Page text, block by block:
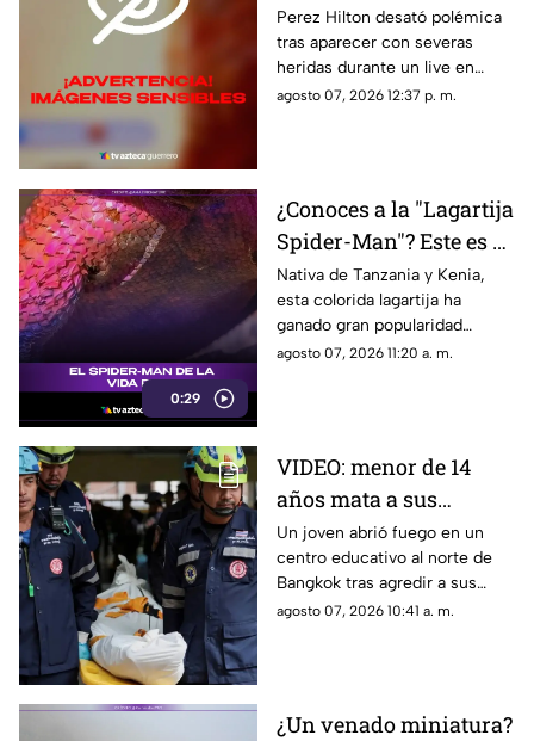
aparece con severas
heridas en un LIVE;
¿buscaba interacción?
Perez Hilton desató polémica
tras aparecer con severas
heridas durante un live en
TikTok. El video abrió un
agosto 07, 2026 12:37 p. m.
0:29
¿Conoces a la "Lagartija
Spider-Man"? Este es el
reptil con los colores
del superhéroe
Nativa de Tanzania y Kenia,
esta colorida lagartija ha
ganado gran popularidad
debido a su increíble parecido
agosto 07, 2026 11:20 a. m.
VIDEO: menor de 14
años mata a sus
abuelos y 5 profesores
en tiroteo
Un joven abrió fuego en un
centro educativo al norte de
Bangkok tras agredir a sus
familiares; el incidente dejó
agosto 07, 2026 10:41 a. m.
¿Un venado miniatura?